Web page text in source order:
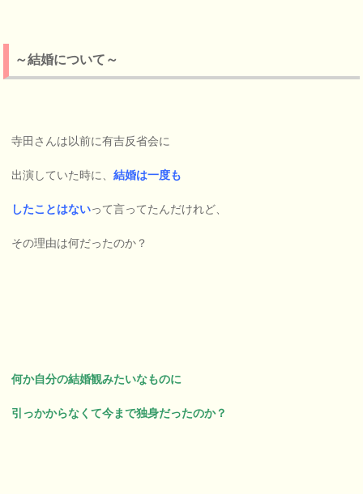
～結婚について～
寺田さんは以前に有吉反省会に
出演していた時に、結婚は一度も
したことはないって言ってたんだけれど、
その理由は何だったのか？
何か自分の結婚観みたいなものに
引っかからなくて今まで独身だったのか？